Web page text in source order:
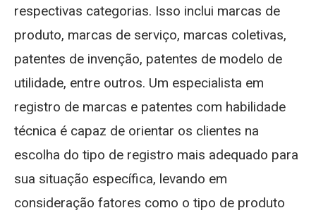
respectivas categorias. Isso inclui marcas de
produto, marcas de serviço, marcas coletivas,
patentes de invenção, patentes de modelo de
utilidade, entre outros. Um especialista em
registro de marcas e patentes com habilidade
técnica é capaz de orientar os clientes na
escolha do tipo de registro mais adequado para
sua situação específica, levando em
consideração fatores como o tipo de produto